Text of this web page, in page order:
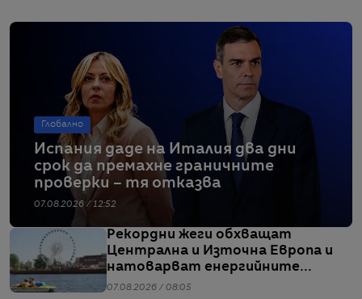
Глобално
Испания даде на Италия два дни
срок да премахне граничните
проверки – тя отказва
07.08.2026 / 12:52
Рекордни жеги обхващат
Централна и Източна Европа и
натоварват енергийните
системи
07.08.2026 / 08:05